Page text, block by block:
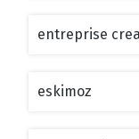
entreprise
eskimoz